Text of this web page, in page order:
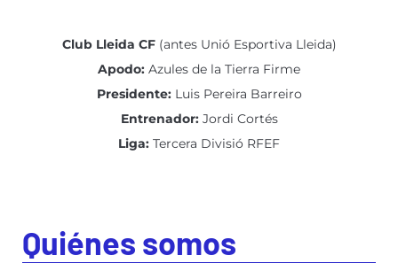
Club Lleida CF(antes Unió Esportiva Lleida)
Apodo: Azules de la Tierra Firme
Presidente:Luis Pereira Barreiro
Entrenador:Jordi Cortés
Liga: Tercera Divisió RFEF
Quiénes somos